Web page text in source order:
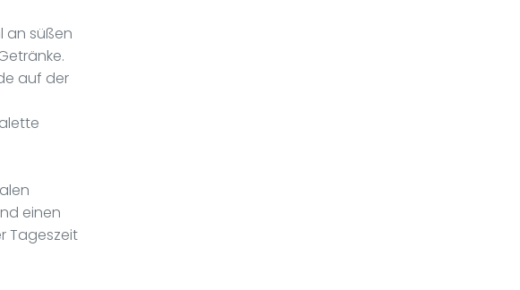
an süßen
auf der
einen
Tageszeit